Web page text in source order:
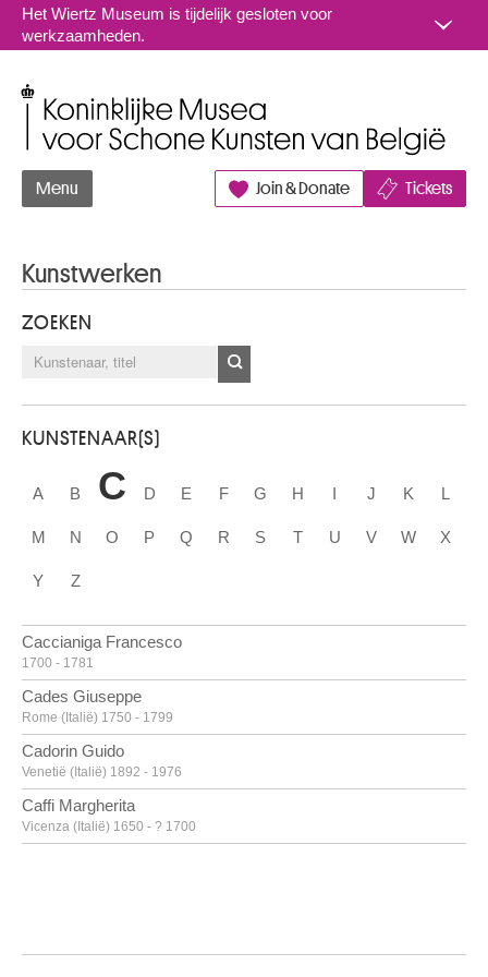
Naar inhoud
Het Wiertz Museum is tijdelijk gesloten voor
werkzaamheden.
Menu Join & Donate Tickets
Kunstwerken
ZOEKEN
KUNSTENAAR(S)
A B C D E F G H I J K L
M N O P Q R S T U V W X
Y Z
Caccianiga Francesco
1700 - 1781
Cades Giuseppe
Rome (Italië) 1750 - 1799
Cadorin Guido
Venetië (Italië) 1892 - 1976
Caffi Margherita
Vicenza (Italië) 1650 - ? 1700